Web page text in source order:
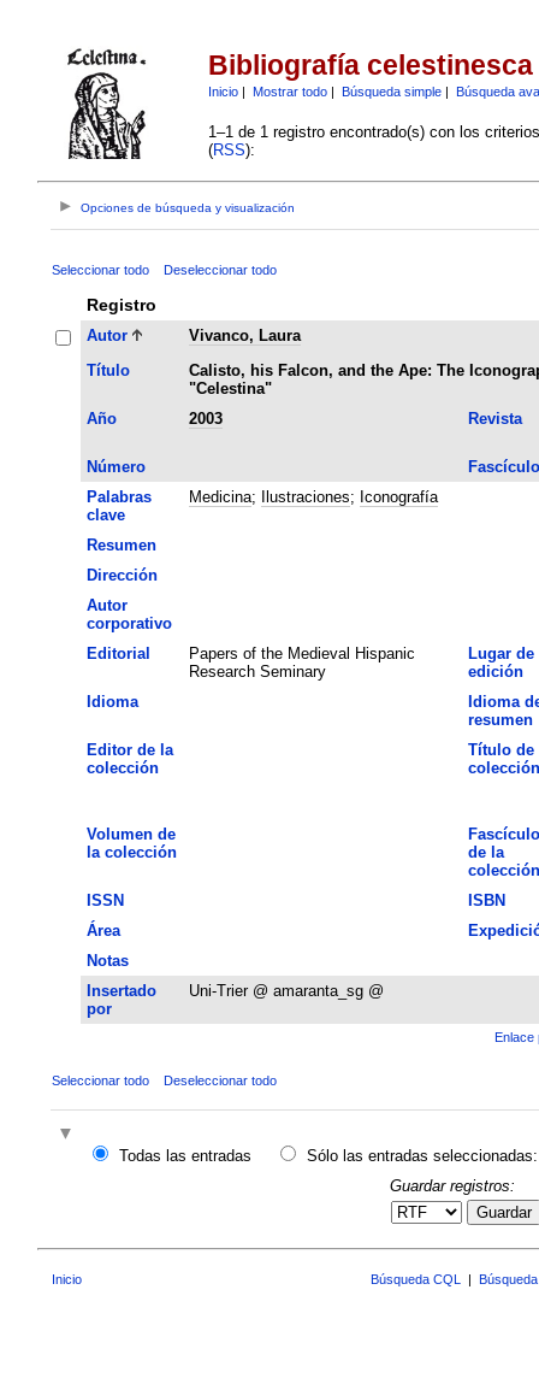
Bibliografía celestinesca
Inicio| Mostrar todo| Búsqueda simple| Búsqueda
1–1 de 1 registro encontrado(s) con los
(RSS):
Opciones de búsqueda y visualización
Seleccionar todo Deseleccionar todo
Registro
Autor
Vivanco, Laura
Título
Calisto, his Falcon, and the Ape: The
"Celestina"
Año
2003 Revista
Número
Fascículo
Palabras
clave
Medicina; Ilustraciones; Iconografía
Resumen
Dirección
Autor
corporativo
Editorial
Papers of the Medieval Hispanic
Research Seminary
Lugar de
edición
Idioma
Idioma
resumen
Editor de la
colección
Título de
colección
Volumen de
la colección
Fascículo
de la
colección
ISSN
ISBN
Área
Notas
Insertado
por
Uni-Trier @ amaranta_sg @
Enlace
Seleccionar todo Deseleccionar todo
Todas las entradas
Sólo las entradas seleccionadas:
Guardar registros:
Guardar
Inicio Búsqueda CQL